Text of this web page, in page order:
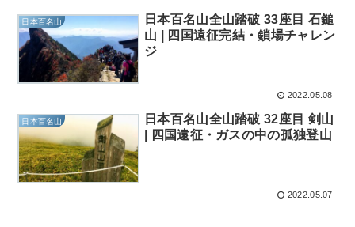
日本百名山
日本百名山全山踏破 33座目 石鎚
山 | 四国遠征完結・鎖場チャレン
ジ
2022.05.08
日本百名山
日本百名山全山踏破 32座目 剣山
| 四国遠征・ガスの中の孤独登山
2022.05.07